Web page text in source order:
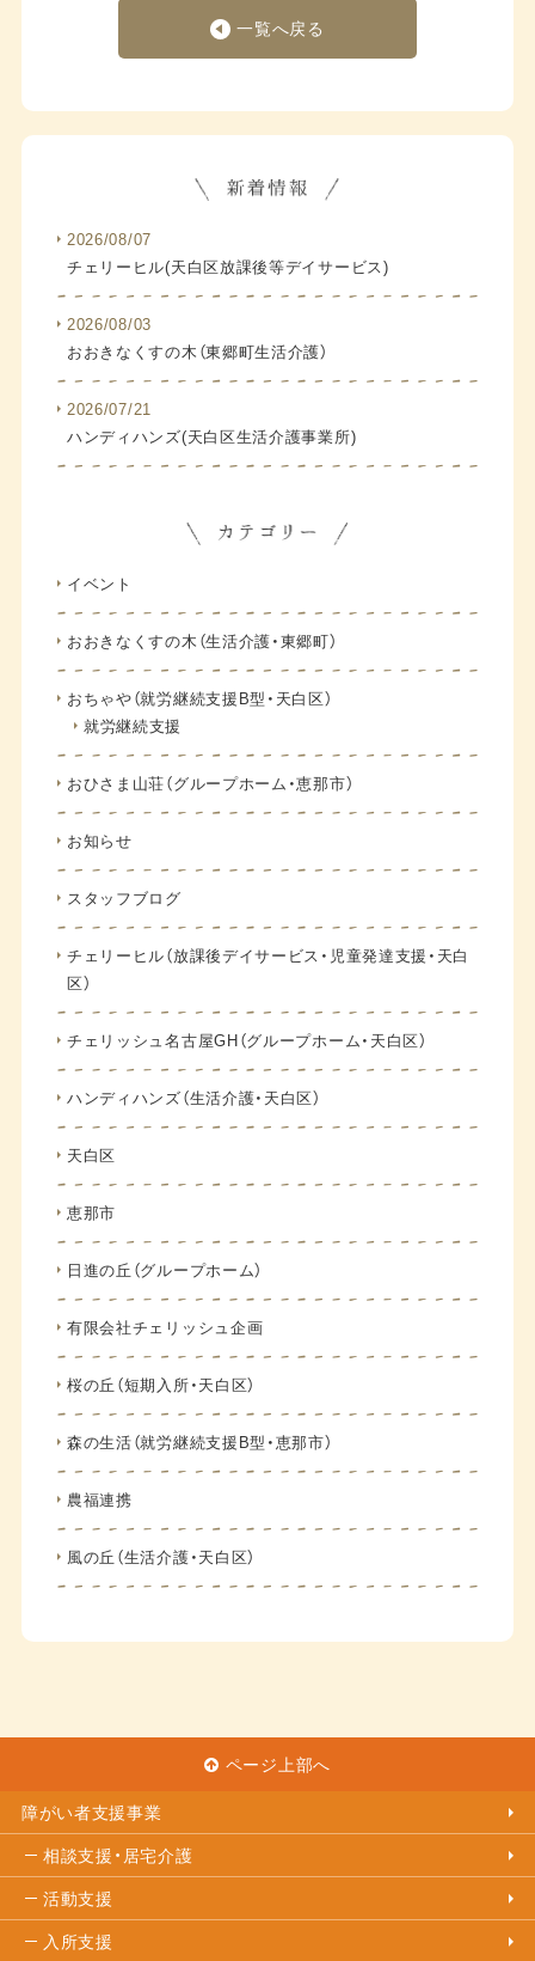
一覧へ戻る
2026/08/07
チェリーヒル(天白区放課後等デイサービス)
2026/08/03
おおきなくすの木（東郷町生活介護）
2026/07/21
ハンディハンズ(天白区生活介護事業所)
イベント
おおきなくすの木（生活介護・東郷町）
おちゃや（就労継続支援B型・天白区）
就労継続支援
おひさま山荘（グループホーム・恵那市）
お知らせ
スタッフブログ
チェリーヒル（放課後デイサービス・児童発達支援・天白
区）
チェリッシュ名古屋GH（グループホーム・天白区）
ハンディハンズ（生活介護・天白区）
天白区
恵那市
日進の丘（グループホーム）
有限会社チェリッシュ企画
桜の丘（短期入所・天白区）
森の生活（就労継続支援B型・恵那市）
農福連携
風の丘（生活介護・天白区）
ページ上部へ
障がい者支援事業
相談支援・居宅介護
活動支援
入所支援